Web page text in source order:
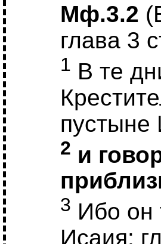
Мф.3.2
глава 3
1 В те
пустыне
2 и
3 Ибо он
Исаия: